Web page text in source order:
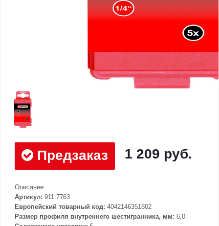
Предзаказ 1 209 руб.
Описание:
Артикул: 911.7763
Европейский товарный код: 4042146351802
Размер профиля внутреннего шестигранника, мм: 6,0